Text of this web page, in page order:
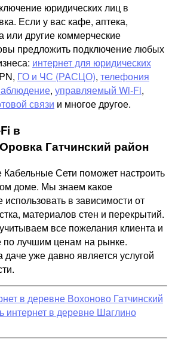
юридических лиц в
Если у вас кафе, аптека,
или другие коммерческие
предложить подключение любых
интернет для юридических
ГО и ЧС (РАСЦО), телефония
, управляемый Wi-Fi,
связи и многое другое.
в
Гатчинский район
Сети поможет настроить
доме. Мы знаем какое
в зависимости от
материалов стен и перекрытий.
все пожелания клиента и
лучшим ценам на рынке.
уже давно является услугой
в деревне Вохоново Гатчинский
интернет в деревне Шаглино